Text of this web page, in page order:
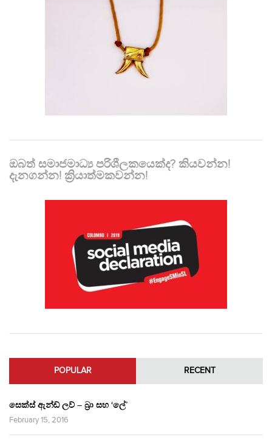
ඔබත් සමාජමාධ්‍ය පරිශීලකයෙක්ද? කියවන්න!
දැනගන්න! ක්‍රියාත්මකවන්න!
POPULAR RECENT
සෙක්ස් ඇන්ඩ් ලව් – බ්‍රා සහ ‘ලේ’
February 15, 2016